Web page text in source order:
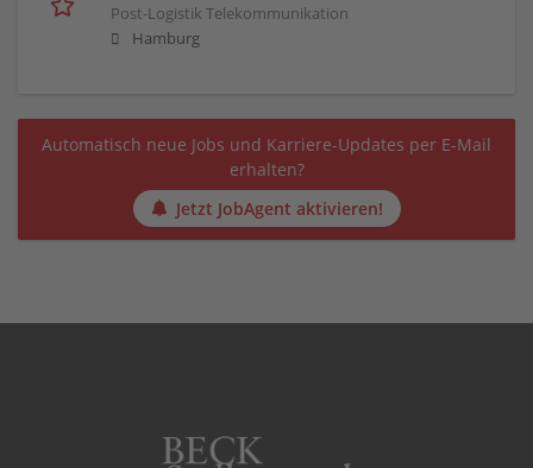
Post-Logistik Telekommunikation
Hamburg
Automatisch neue Jobs und Karriere-Updates per E-Mail
erhalten?
Jetzt JobAgent aktivieren!